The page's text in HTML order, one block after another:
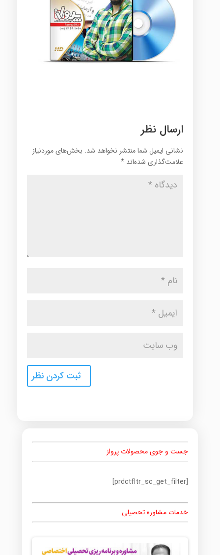
ارسال نظر
نشانی ایمیل شما منتشر نخواهد شد. بخش‌های موردنیاز
علامت‌گذاری شده‌اند *
جست و جوی محصولات پرواز
[prdctfltr_sc_get_filter]
خدمات مشاوره تحصیلی